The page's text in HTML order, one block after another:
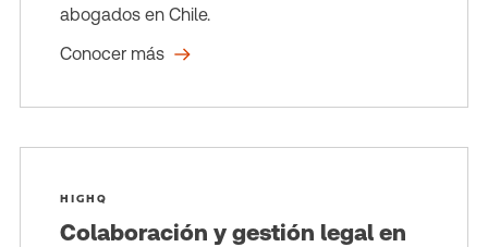
abogados en Chile.
Conocer más
HIGHQ
Colaboración y gestión legal en